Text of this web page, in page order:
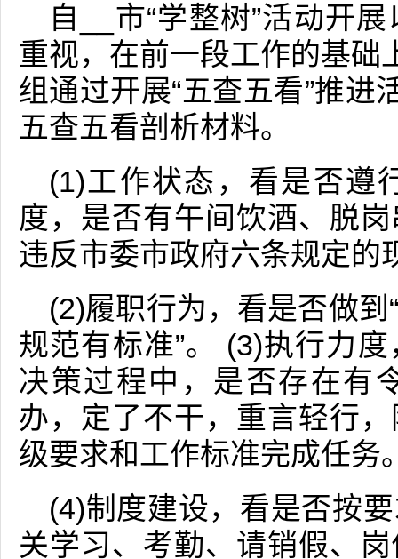
自__市“学整树”活动开
重视，在前一段工作的基础
组通过开展“五查五看”推进
五查五看剖析材料。
(1)工作状态，看是否遵
度，是否有午间饮酒、脱
违反市委市政府六条规定的
(2)履职行为，看是否做
规范有标准”。 (3)执行力
决策过程中，是否存在有
办，定了不干，重言轻行
级要求和工作标准完成任务
(4)制度建设，看是否按
关学习、考勤、请销假、